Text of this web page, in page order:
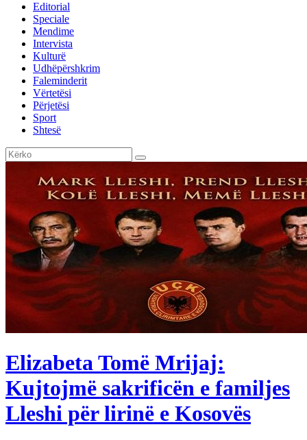
Editorial
Speciale
Mendime
Intervista
Kulturë
Udhëpërshkrim
Faleminderit
Vërtetësi
Përjetësi
Sport
Shtesë
Elizabeta Tomë Mrijaj:
Kujtojmë sakrificën e familjes
Lleshi për lirinë e Kosovës